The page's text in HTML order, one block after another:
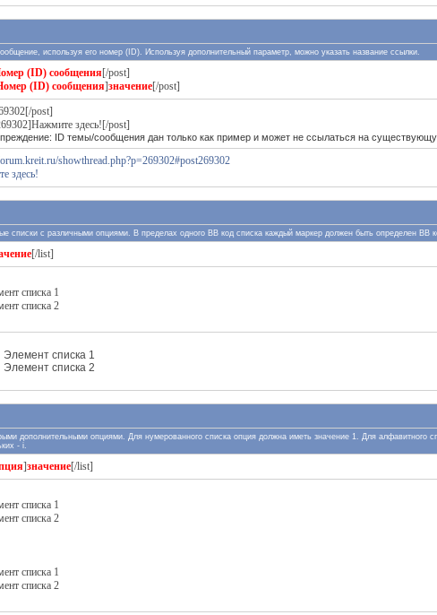
используя его номер (ID). Используя дополнительный параметр, можно указать название ссылки.
(ID) сообщения [/post]
(ID) сообщения]значение[/post]
post]
здесь![/post]
ID темы/сообщения дан только как пример и может не ссылаться на
showthread.php?p=269302#post269302
здесь!
списки с различными опциями. В пределах одного BB код списка каждый маркер должен быть определен BB
[/list]
списка 1
списка 2
Элемент списка 1
Элемент списка 2
дополнительными опциями. Для нумерованного списка опция должна иметь значение 1. Для алфавитного
- i.
]значение[/list]
списка 1
списка 2
списка 1
списка 2